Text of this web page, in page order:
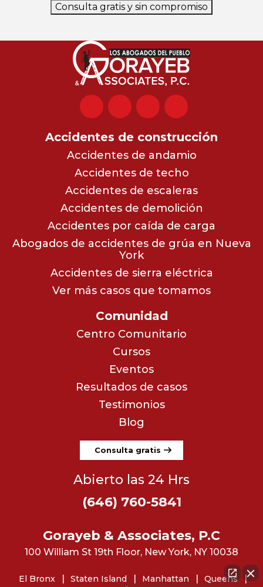
Consulta gratis y sin compromiso
Accidentes de construcción
Accidentes de andamio
Accidentes de techo
Accidentes de escaleras
Accidentes de demolición
Accidentes por caída de carga
Abogados de accidentes de grúa en Nueva
York
Accidentes de sierra eléctrica
Ver más casos que tomamos
Comunidad
Centro Comunitario
Cursos
Eventos
Resultados de casos
Testimonios
Blog
Consulta gratis
Abierto las 24 Hrs
(646) 760-5841
Gorayeb & Associates, P.C
100 William St 19th Floor, New York, NY 10038
El Bronx Staten Island Manhattan
Queens